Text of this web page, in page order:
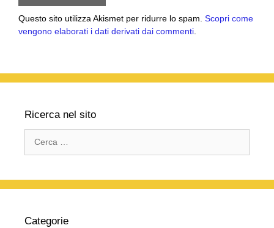
Questo sito utilizza Akismet per ridurre lo spam. Scopri come
vengono elaborati i dati derivati dai commenti.
Ricerca nel sito
per:
Categorie